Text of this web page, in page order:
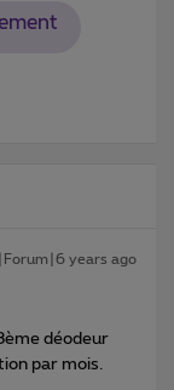
years ago
déodeur
par mois.